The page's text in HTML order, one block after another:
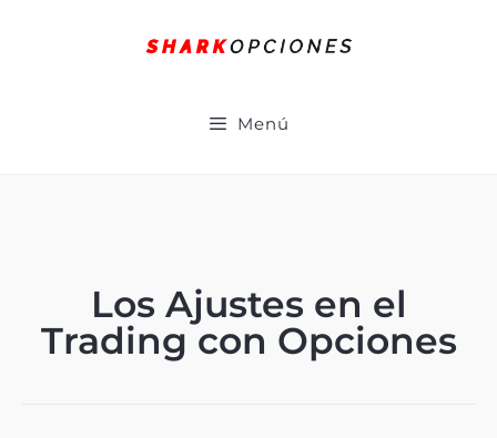
Menú
Los Ajustes en el
Trading con Opciones